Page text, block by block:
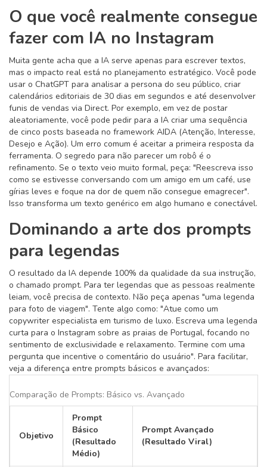
O que você realmente consegue
fazer com IA no Instagram
Muita gente acha que a IA serve apenas para escrever textos,
mas o impacto real está no planejamento estratégico. Você pode
usar o ChatGPT para analisar a persona do seu público, criar
calendários editoriais de 30 dias em segundos e até desenvolver
funis de vendas via Direct. Por exemplo, em vez de postar
aleatoriamente, você pode pedir para a IA criar uma sequência
de cinco posts baseada no framework AIDA (Atenção, Interesse,
Desejo e Ação). Um erro comum é aceitar a primeira resposta da
ferramenta. O segredo para não parecer um robô é o
refinamento. Se o texto veio muito formal, peça: "Reescreva isso
como se estivesse conversando com um amigo em um café, use
gírias leves e foque na dor de quem não consegue emagrecer".
Isso transforma um texto genérico em algo humano e conectável.
Dominando a arte dos prompts
para legendas
O resultado da IA depende 100% da qualidade da sua instrução,
o chamado prompt. Para ter legendas que as pessoas realmente
leiam, você precisa de contexto. Não peça apenas "uma legenda
para foto de viagem". Tente algo como: "Atue como um
copywriter especialista em turismo de luxo. Escreva uma legenda
curta para o Instagram sobre as praias de Portugal, focando no
sentimento de exclusividade e relaxamento. Termine com uma
pergunta que incentive o comentário do usuário". Para facilitar,
veja a diferença entre prompts básicos e avançados:
Comparação de Prompts: Básico vs. Avançado
Objetivo
Prompt
Básico
(Resultado
Médio)
Prompt Avançado
(Resultado Viral)